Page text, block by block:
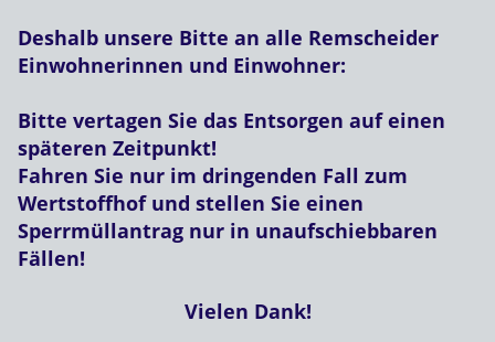
Deshalb unsere Bitte an alle Remscheider
Einwohnerinnen und Einwohner:
Bitte vertagen Sie das Entsorgen auf einen
späteren Zeitpunkt!
Fahren Sie nur im dringenden Fall zum
Wertstoffhof und stellen Sie einen
Sperrmüllantrag nur in unaufschiebbaren
Fällen!
Vielen Dank!